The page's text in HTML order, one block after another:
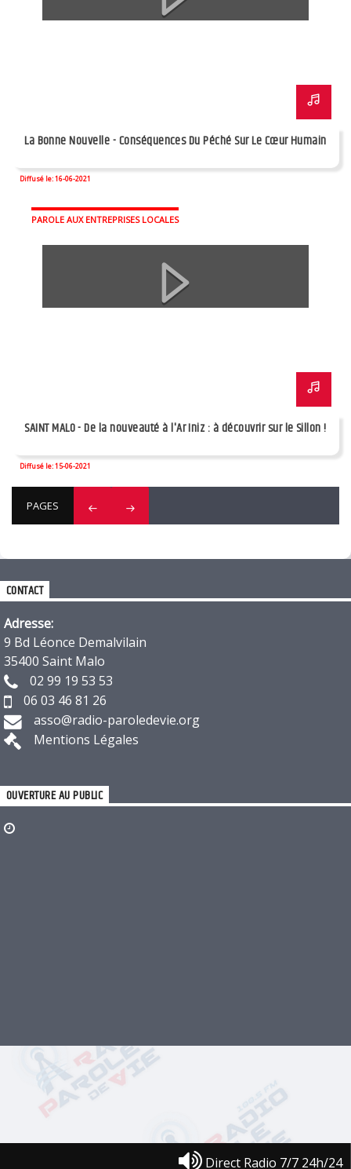
Direct Radio 7/7 24h/24
La Bonne Nouvelle - Conséquences Du Péché Sur Le Cœur Humain
Diffusé le: 16-06-2021
PAROLE AUX ENTREPRISES LOCALES
SAINT MALO - De la nouveauté à l'Ar Iniz : à découvrir sur le Sillon !
Diffusé le: 15-06-2021
PAGES
CONTACT
Adresse:
9 Bd Léonce Demalvilain
35400 Saint Malo
02 99 19 53 53
06 03 46 81 26
asso@radio-paroledevie.org
Mentions Légales
OUVERTURE AU PUBLIC